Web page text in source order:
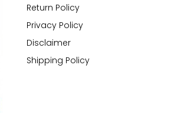
Return Policy
Privacy Policy
Disclaimer
Shipping Policy